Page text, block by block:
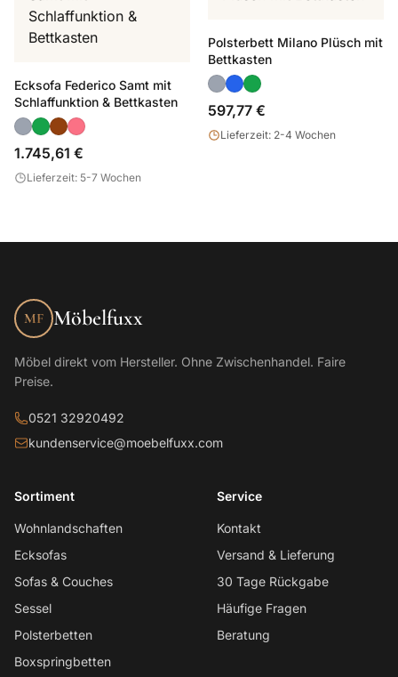
Ecksofa Federico Samt mit
Schlaffunktion & Bettkasten
1.745,61 €
Lieferzeit: 5-7 Wochen
Polsterbett Milano Plüsch mit
Bettkasten
597,77 €
Lieferzeit: 2-4 Wochen
MF Möbelfuxx
Möbel direkt vom Hersteller. Ohne Zwischenhandel. Faire
Preise.
0521 32920492
kundenservice@moebelfuxx.com
Sortiment
Wohnlandschaften
Ecksofas
Sofas & Couches
Sessel
Polsterbetten
Boxspringbetten
Service
Kontakt
Versand & Lieferung
30 Tage Rückgabe
Häufige Fragen
Beratung